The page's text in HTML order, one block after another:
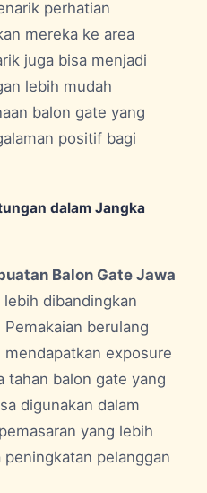
perhatian
mereka ke area
juga bisa menjadi
lebih mudah
balon gate yang
positif bagi
dalam Jangka
Balon Gate Jawa
dibandingkan
berulang
exposure
tahan balon gate yang
digunakan dalam
yang lebih
pelanggan